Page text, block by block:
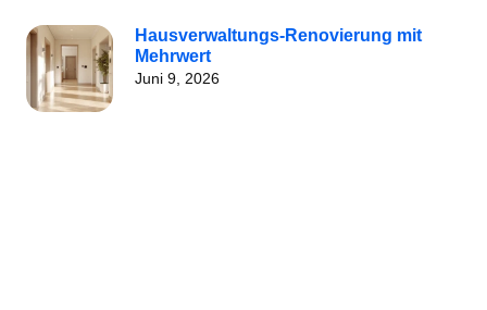
Hausverwaltungs-Renovierung mit
Mehrwert
Juni 9, 2026